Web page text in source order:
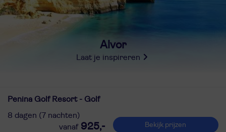
Alvor
Laat je inspireren
Penina Golf Resort - Golf
8 dagen (7 nachten)
925,- Bekijk prijzen